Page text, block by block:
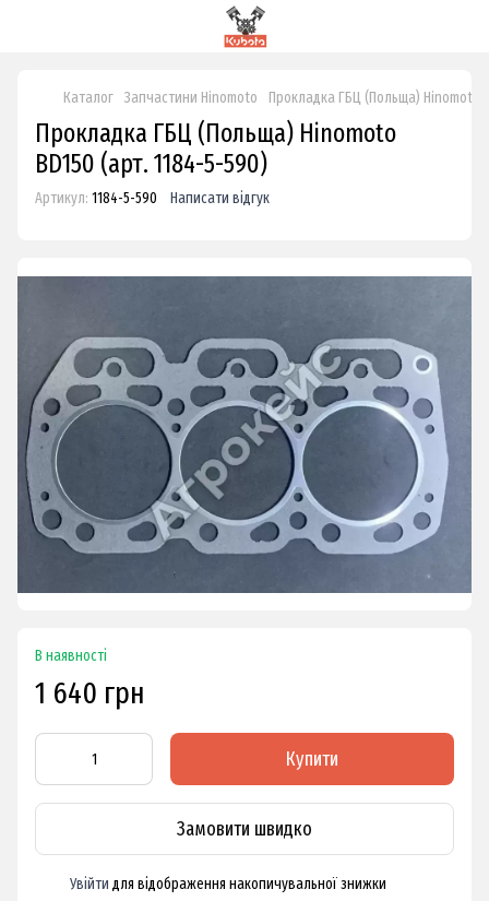
Каталог Запчастини Hinomoto Прокладка ГБЦ (Польща) Hinomoto
Прокладка ГБЦ (Польща) Hinomoto
BD150 (арт. 1184-5-590)
Артикул: 1184-5-590 Написати відгук
В наявності
1 640 грн
Купити
Замовити швидко
Увійти для відображення накопичувальної знижки